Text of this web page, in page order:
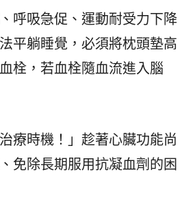
呼吸急促、運動耐受力下降
平躺睡覺，必須將枕頭墊高
栓，若血栓隨血流進入腦
療時機！」趁著心臟功能尚
免除長期服用抗凝血劑的困